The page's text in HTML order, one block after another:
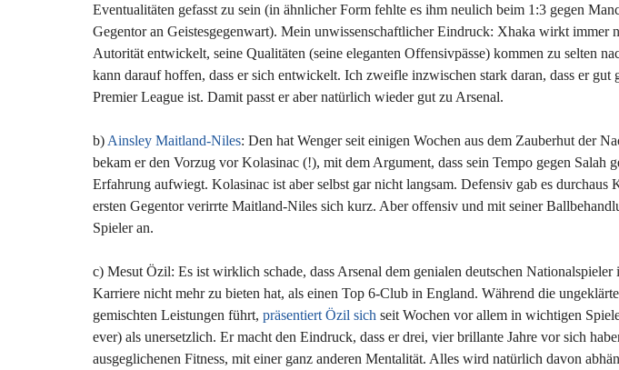
Eventualitäten gefasst zu sein (in ähnlicher Form fehlte es ihm neulich beim 1:3 gegen
Gegentor an Geistesgegenwart). Mein unwissenschaftlicher Eindruck: Xhaka wirkt immer
Autorität entwickelt, seine Qualitäten (seine eleganten Offensivpässe) kommen zu selten
kann darauf hoffen, dass er sich entwickelt. Ich zweifle inzwischen stark daran, dass er
Premier League ist. Damit passt er aber natürlich wieder gut zu Arsenal.
b) Ainsley Maitland-Niles: Den hat Wenger seit einigen Wochen aus dem Zauberhut der
bekam er den Vorzug vor Kolasinac (!), mit dem Argument, dass sein Tempo gegen Salah
Erfahrung aufwiegt. Kolasinac ist aber selbst gar nicht langsam. Defensiv gab es
ersten Gegentor verirrte Maitland-Niles sich kurz. Aber offensiv und mit seiner
Spieler an.
c) Mesut Özil: Es ist wirklich schade, dass Arsenal dem genialen deutschen
Karriere nicht mehr zu bieten hat, als einen Top 6-Club in England. Während die
gemischten Leistungen führt, präsentiert Özil sich seit Wochen vor allem in wichtigen
ever) als unersetzlich. Er macht den Eindruck, dass er drei, vier brillante Jahre vor sich
ausgeglichenen Fitness, mit einer ganz anderen Mentalität. Alles wird natürlich davon